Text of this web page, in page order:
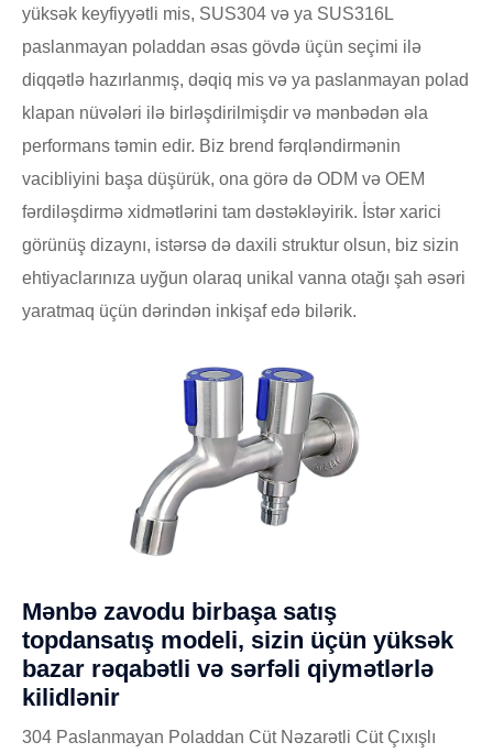
yüksək keyfiyyətli mis, SUS304 və ya SUS316L
paslanmayan poladdan əsas gövdə üçün seçimi ilə
diqqətlə hazırlanmış, dəqiq mis və ya paslanmayan polad
klapan nüvələri ilə birləşdirilmişdir və mənbədən əla
performans təmin edir. Biz brend fərqləndirmənin
vacibliyini başa düşürük, ona görə də ODM və OEM
fərdiləşdirmə xidmətlərini tam dəstəkləyirik. İstər xarici
görünüş dizaynı, istərsə də daxili struktur olsun, biz sizin
ehtiyaclarınıza uyğun olaraq unikal vanna otağı şah əsəri
yaratmaq üçün dərindən inkişaf edə bilərik.
Mənbə zavodu birbaşa satış
topdansatış modeli, sizin üçün yüksək
bazar rəqabətli və sərfəli qiymətlərlə
kilidlənir
304 Paslanmayan Poladdan Cüt Nəzarətli Cüt Çıxışlı